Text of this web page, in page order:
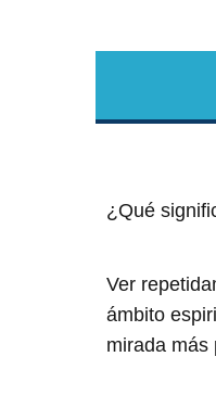
¿Qué
Ver
ámbito
mirada más